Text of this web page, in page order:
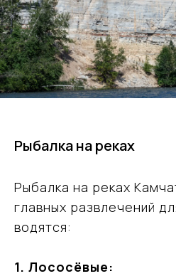
Рыбалка на реках
Рыбалка на реках
главных развлечений
водятся:
1. Лососёвые: